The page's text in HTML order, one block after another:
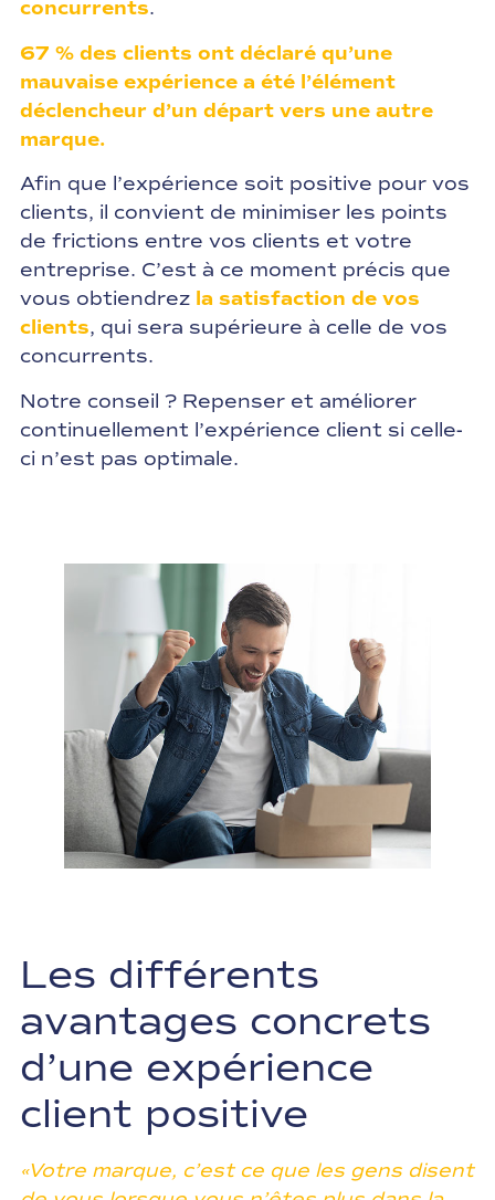
concurrents.
67 % des clients ont déclaré qu’une
mauvaise expérience a été l’élément
déclencheur d’un départ vers une autre
marque.
Afin que l’expérience soit positive pour vos
clients, il convient de minimiser les points
de frictions entre vos clients et votre
entreprise. C’est à ce moment précis que
vous obtiendrez la satisfaction de vos
clients, qui sera supérieure à celle de vos
concurrents.
Notre conseil ? Repenser et améliorer
continuellement l’expérience client si celle-
ci n’est pas optimale.
Les différents
avantages concrets
d’une expérience
client positive
«Votre marque, c’est ce que les gens disent